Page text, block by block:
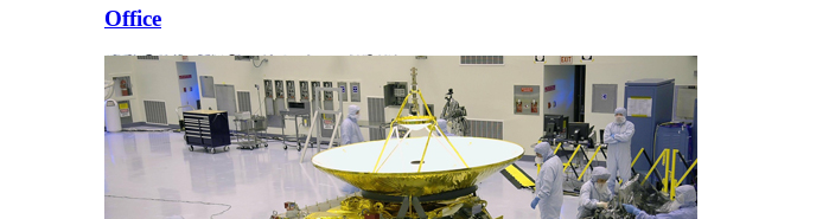
Office